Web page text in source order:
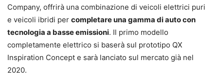
Company, offrirà una combinazione di veicoli elettrici puri
e veicoli ibridi per completare una gamma di auto con
tecnologia a basse emissioni. Il primo modello
completamente elettrico si baserà sul prototipo QX
Inspiration Concept e sarà lanciato sul mercato già nel
2020.